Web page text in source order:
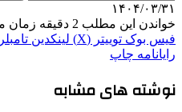
۱۴۰۴/۰۳/۳۱
خواندن این مطلب 2 دقیقه زمان میبرد
فیس بوک توییتر (X) لینکدین ‫تامبلر
رایانامه چاپ
نوشته های مشابه